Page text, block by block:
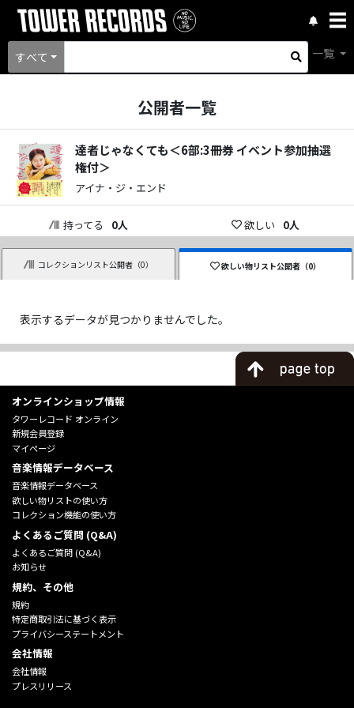
すべて 一覧
公開者一覧
達者じゃなくても＜6部:3冊券 イベント参加抽選
権付＞
アイナ・ジ・エンド
持ってる 0人 欲しい 0人
コレクションリスト公開者（0） 欲しい物リスト公開者（0）
表示するデータが見つかりませんでした。
オンラインショップ情報
タワーレコード オンライン
新規会員登録
マイページ
音楽情報データベース
音楽情報データベース
欲しい物リストの使い方
コレクション機能の使い方
よくあるご質問 (Q&A)
よくあるご質問 (Q&A)
お知らせ
規約、その他
規約
特定商取引法に基づく表示
プライバシーステートメント
会社情報
会社情報
プレスリリース